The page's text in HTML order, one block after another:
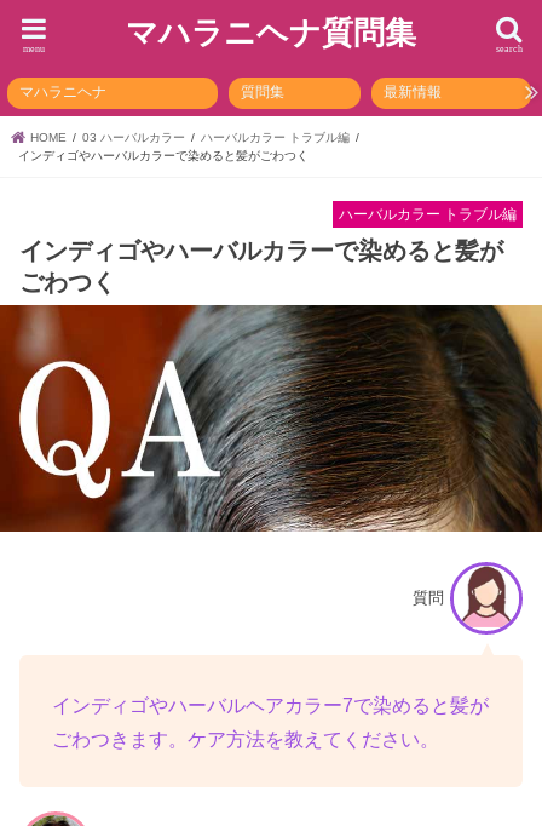
マハラニヘナ質問集 search
menu
マハラニヘナ 質問集 最新情報
HOME 03 ハーバルカラー
ハーバルカラー トラブル編
インディゴやハーバルカラーで染めると髪がごわつく
ハーバルカラー トラブル編
インディゴやハーバルカラーで染めると髪が
ごわつく
質問
インディゴやハーバルヘアカラー7で染めると髪が
ごわつきます。ケア方法を教えてください。